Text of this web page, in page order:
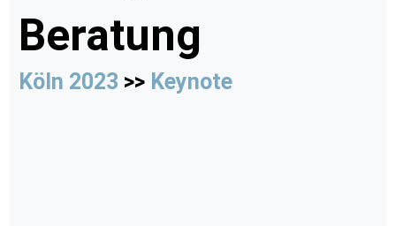
Beratung
Köln 2023 >> Keynote